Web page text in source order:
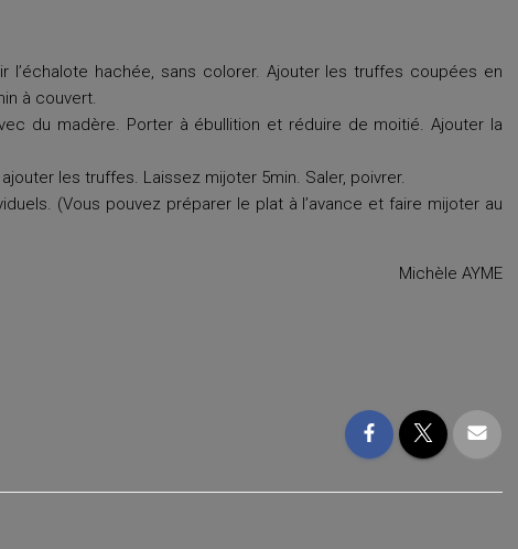
l’échalote hachée, sans colorer. Ajouter les truffes coupées en
à couvert.
du madère. Porter à ébullition et réduire de moitié. Ajouter la
les truffes. Laissez mijoter 5min. Saler, poivrer.
(Vous pouvez préparer le plat à l’avance et faire mijoter au
Michèle AYME